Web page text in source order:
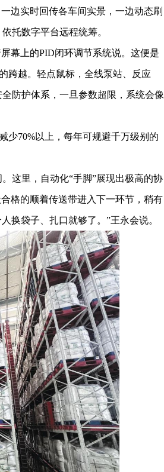
边实时回传各车间实景，一边动态刷
托数字平台远程统筹。
幕上的PID闭环调节系统说。这便是
跨越。轻点鼠标，全线泵站、反应
防护体系，一旦参数超限，系统会像
70%以上，每年可规避千万级别的
这里，自动化“手脚”展现出极高的协
格的顺着传送带进入下一环节，稍有
换袋子、扎口就够了。”王永会说。